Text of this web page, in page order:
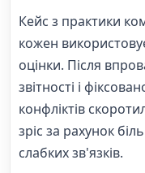
Кейс з практики
кожен
оцінки. Після
звітності і
конфліктів
зріс за рахунок
слабких зв'язків.